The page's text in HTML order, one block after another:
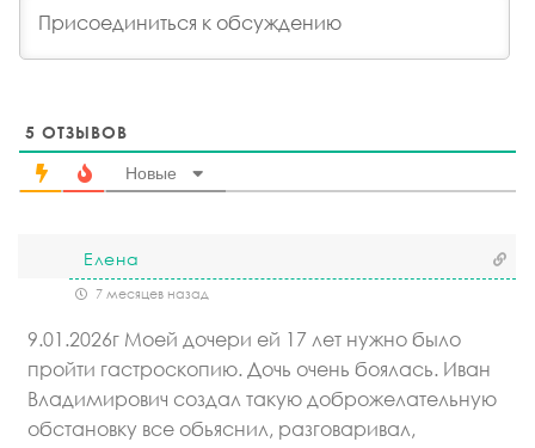
5 ОТЗЫВОВ
Новые
Елена
7 месяцев назад
9.01.2026г Моей дочери ей 17 лет нужно было
пройти гастроскопию. Дочь очень боялась. Иван
Владимирович создал такую доброжелательную
обстановку все обьяснил, разговаривал,